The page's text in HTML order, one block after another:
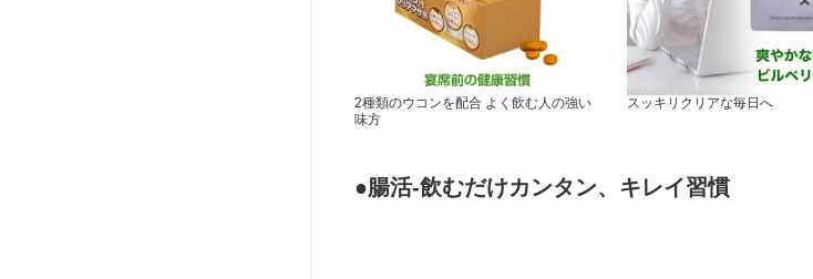
2種類のウコンを配合 よく飲む人の強い
味方
スッキリクリアな毎日へ
●腸活-飲むだけカンタン、キレイ習慣